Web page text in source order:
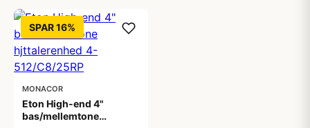
SPAR 16%
MONACOR
Eton High-end 4"
bas/mellemtone